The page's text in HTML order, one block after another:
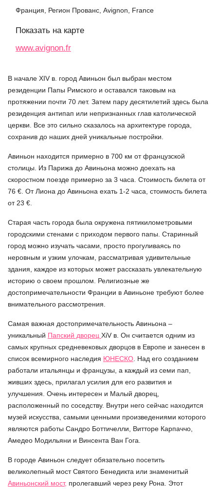
Франция, Регион Прованс, Avignon, France
Показать на карте
www.avignon.fr
В начале XIV в. город Авиньон был выбран местом
резиденции Папы Римского и оставался таковым на
протяжении почти 70 лет. Затем пару десятилетий здесь была
резиденция антипап или непризнанных глав католической
церкви. Все это сильно сказалось на архитектуре города,
сохранив до наших дней уникальные постройки.
Авиньон находится примерно в 700 км от французской
столицы. Из Парижа до Авиньона можно доехать на
скоростном поезде примерно за 3 часа. Стоимость билета от
76 €. От Лиона до Авиньона ехать 1-2 часа, стоимость билета
от 23 €.
Старая часть города была окружена пятикилометровыми
городскими стенами с приходом первого папы. Старинный
город можно изучать часами, просто прогуливаясь по
неровным и узким улочкам, рассматривая удивительные
здания, каждое из которых может рассказать увлекательную
историю о своем прошлом. Религиозные же
достопримечательности Франции в Авиньоне требуют более
внимательного рассмотрения.
Самая важная достопримечательность Авиньона –
уникальный Папский дворец XiV в. Он считается одним из
самых крупных средневековых дворцов в Европе и занесен в
список всемирного наследия ЮНЕСКО. Над его созданием
работали итальянцы и французы, а каждый из семи пап,
живших здесь, прилагал усилия для его развития и
улучшения. Очень интересен и Малый дворец,
расположенный по соседству. Внутри него сейчас находится
музей искусства, самыми ценными произведениями которого
являются работы Сандро Боттичелли, Витторе Карпаччо,
Амедео Модильяни и Винсента Ван Гога.
В городе Авиньон следует обязательно посетить
великолепный мост Святого Бенедикта или знаменитый
Авиньонский мост, пролегавший через реку Рона. Этот